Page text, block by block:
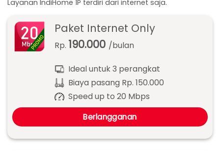
Layanan IndiHome 1P terdiri dari internet saja.
Paket Internet Only
Rp. 190.000 /bulan
Ideal untuk 3 perangkat
Biaya pasang Rp. 150.000
Speed up to 20 Mbps
Berlangganan